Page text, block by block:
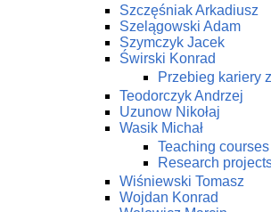
Szczęśniak Arkadiusz
Szelągowski Adam
Szymczyk Jacek
Świrski Konrad
Przebieg kariery
Teodorczyk Andrzej
Uzunow Nikołaj
Wasik Michał
Teaching courses
Research
Wiśniewski Tomasz
Wojdan Konrad